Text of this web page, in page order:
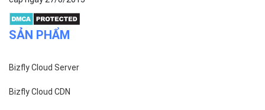
SẢN PHẨM
Bizfly Cloud Server
Bizfly Cloud CDN